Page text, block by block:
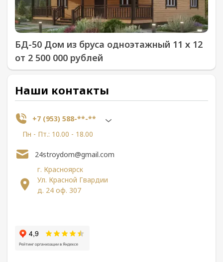
БД-50 Дом из бруса одноэтажный 11 х 12
от 2 500 000 рублей
Наши контакты
+7 (953) 588-**-**
Пн - Пт.: 10.00 - 18.00
г. Красноярск
Ул. Красной Гвардии
д. 24 оф. 307
24stroydom@gmail.com